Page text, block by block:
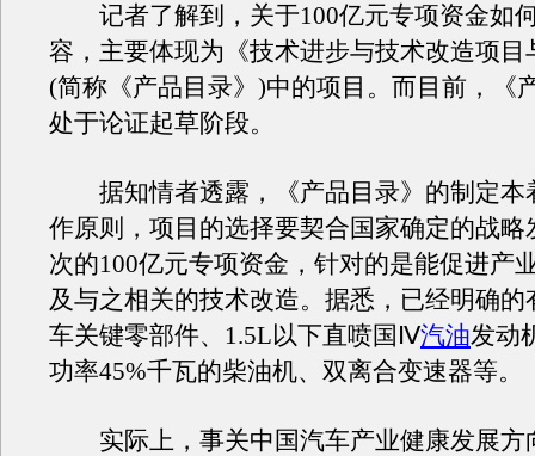
记者了解到，关于100亿元专项资金如
容，主要体现为《技术进步与技术改造项目
(简称《产品目录》)中的项目。而目前，《
处于论证起草阶段。
据知情者透露，《产品目录》的制定本
作原则，项目的选择要契合国家确定的战略
次的100亿元专项资金，针对的是能促进产
及与之相关的技术改造。据悉，已经明确的
车关键零部件、1.5L以下直喷国Ⅳ汽油发动
功率45%千瓦的柴油机、双离合变速器等。
实际上，事关中国汽车产业健康发展方